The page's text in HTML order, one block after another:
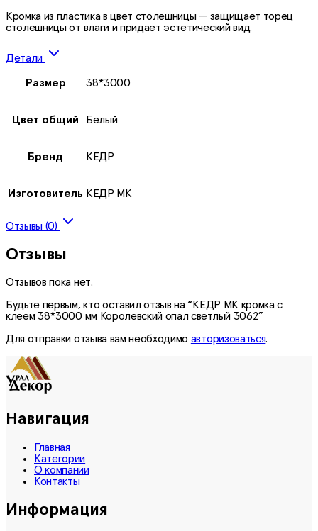
Кромка из пластика в цвет столешницы — защищает торец
столешницы от влаги и придает эстетический вид.
Детали
Размер 38*3000
Цвет общий Белый
Бренд КЕДР
Изготовитель КЕДР МК
Отзывы (0)
Отзывы
Отзывов пока нет.
Будьте первым, кто оставил отзыв на “КЕДР МК кромка с
клеем 38*3000 мм Королевский опал светлый 3062”
Для отправки отзыва вам необходимо авторизоваться.
Навигация
Главная
Категории
О компании
Контакты
Информация